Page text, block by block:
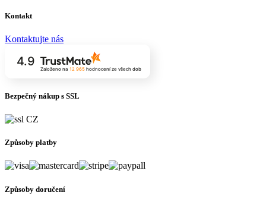
Kontakt
Kontaktujte nás
4.9
Založeno na 12 965hodnocení ze všech dob
Bezpečný nákup s SSL
Způsoby platby
Způsoby doručení